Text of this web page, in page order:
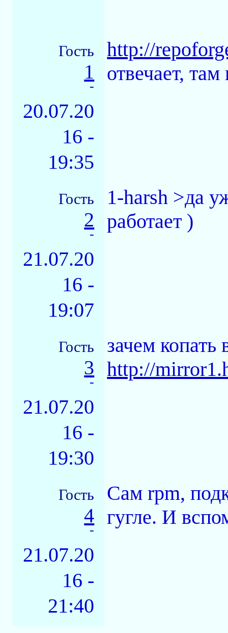
Гость
1
-
20.07.20
16 -
19:35
http://
отвечает,
Гость
2
-
21.07.20
16 -
19:07
1-harsh >да
работает )
Гость
3
-
21.07.20
16 -
19:30
зачем копать
http://
Гость
4
-
21.07.20
16 -
21:40
Сам rpm,
гугле. И